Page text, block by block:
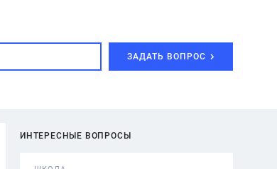
ЗАДАТЬ ВОПРОС
ИНТЕРЕСНЫЕ ВОПРОСЫ